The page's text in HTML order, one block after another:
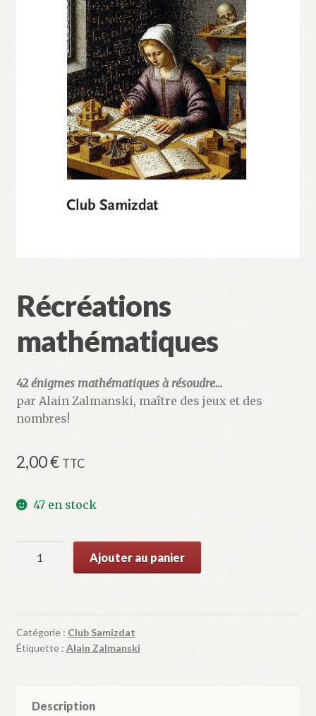
Récréations
mathématiques
42 énigmes mathématiques à résoudre…
par Alain Zalmanski, maître des jeux et des
nombres!
2,00€ TTC
47 en stock
Ajouter au panier
Catégorie : Club Samizdat
Étiquette : Alain Zalmanski
Description